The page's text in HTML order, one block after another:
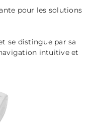
pour les solutions
se distingue par sa
intuitive et